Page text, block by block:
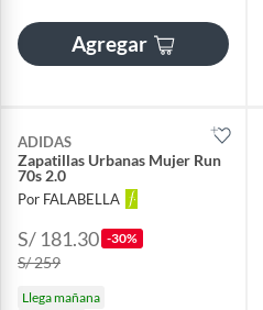
Agregar
ADIDAS
Zapatillas Urbanas Mujer Run
70s 2.0
Por FALABELLA
S/ 181.30 -30%
S/ 259
Llega mañana